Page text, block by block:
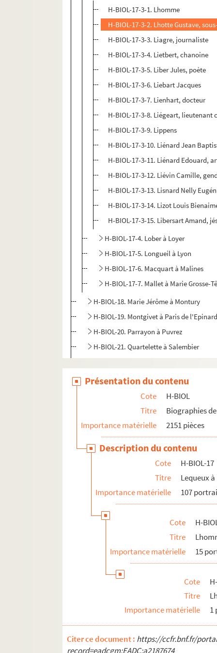
H-BIOL-17-3-1. Lhomme
H-BIOL-17-3-2. Lhotte Gustave,
H-BIOL-17-3-3. Liagre, journaliste
H-BIOL-17-3-4. Lietbert, chanoine
H-BIOL-17-3-5. Liber Jules, poète
H-BIOL-17-3-6. Liebart Jacques
H-BIOL-17-3-7. Lienhart, docteur
H-BIOL-17-3-8. Liégeart, lieutenant
H-BIOL-17-3-9. Lippens
H-BIOL-17-3-10. Liénard Jean
H-BIOL-17-3-11. Liénard Edouard,
H-BIOL-17-3-12. Liévin Camille,
H-BIOL-17-3-13. Lisnard Nelly
H-BIOL-17-3-14. Lizot Louis
H-BIOL-17-3-15. Libersart Amand,
H-BIOL-17-4. Lober à Loyer
H-BIOL-17-5. Longueil à Lyon
H-BIOL-17-6. Macquart à Malines
H-BIOL-17-7. Mallet à Marie Grosse-
H-BIOL-18. Marie Jérôme à Montury
H-BIOL-19. Montgivet à Paris de
H-BIOL-20. Parrayon à Puvrez
H-BIOL-21. Quartelette à Salembier
H-BIOL-23. Taviel à Vanderhaegen
H-BIOL-24. Van de Weghe à Zimmerman
Présentation du contenu
Cote
H-BIOL
Titre
Biographies
Importance matérielle
2151 pièces
Description du contenu
Cote
H-BIOL-17
Titre
Lequeux
Importance matérielle
107
Cote
H-
Titre
Importance matérielle
15
Cote
Titre
Importance matérielle
1
Citer ce document : https://ccfr.bnf.fr/
record=eadcgm:EADC:a2187674